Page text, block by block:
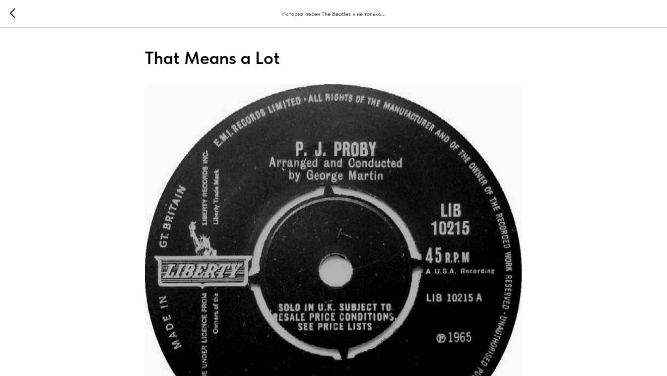
История песен The Beatles и не только...
That Means a Lot